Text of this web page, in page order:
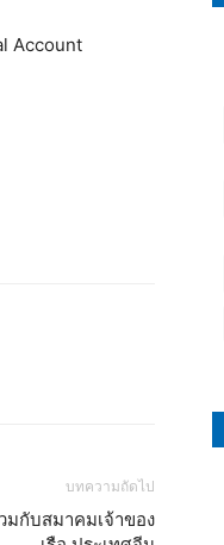
Account
บทความถัดไป
มกับสมาคมเจ้าของ